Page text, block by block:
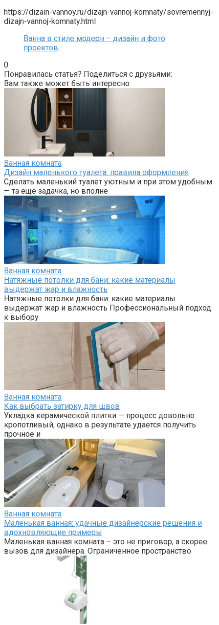
https://dizain-vannoy.ru/dizajn-vannoj-komnaty/sovremennyj-
dizajn-vannoj-komnaty.html
Ванна в стиле модерн – дизайн и фото
проектов
0
Понравилась статья? Поделиться с друзьями:
Вам также может быть интересно
Ванная комната
Дизайн маленького туалета: правила оформления
Сделать маленький туалет уютным и при этом удобным
— та ещё задачка, но вполне
Ванная комната
Натяжные потолки для бани: какие материалы
выдержат жар и влажность
Натяжные потолки для бани: какие материалы
выдержат жар и влажность Профессиональный подход
к выбору
Ванная комната
Как выбрать затирку для швов
Укладка керамической плитки — процесс довольно
кропотливый, однако в результате удается получить
прочное и
Ванная комната
Маленькая ванная: удачные дизайнерские решения и
вдохновляющие примеры
Маленькая ванная комната – это не приговор, а скорее
вызов для дизайнера. Ограниченное пространство